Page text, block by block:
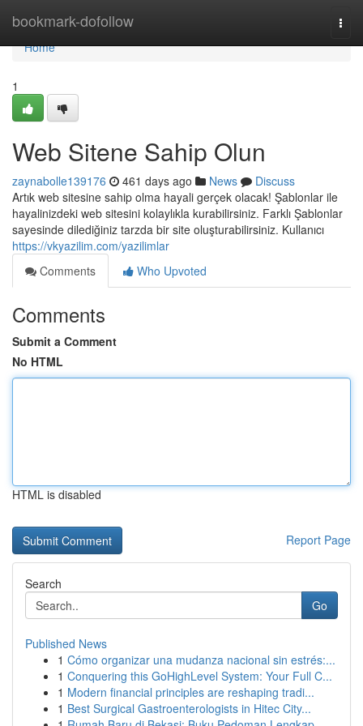
bookmark-dofollow
Home
Home
1
Web Sitene Sahip Olun
zaynabolle139176 461 days ago News
Discuss
Artık web sitesine sahip olma hayali gerçek olacak! Şablonlar ile
hayalinizdeki web sitesini kolaylıkla kurabilirsiniz. Farklı Şablonlar
sayesinde dilediğiniz tarzda bir site oluşturabilirsiniz. Kullanıcı
https://vkyazilim.com/yazilimlar
Comments
Who Upvoted
Comments
Submit a Comment
No HTML
HTML is disabled
Report Page
Search
Go
Published News
1 Cómo organizar una mudanza nacional sin estrés:...
1 Conquering this GoHighLevel System: Your Full C...
1 Modern financial principles are reshaping tradi...
1 Best Surgical Gastroenterologists in Hitec City...